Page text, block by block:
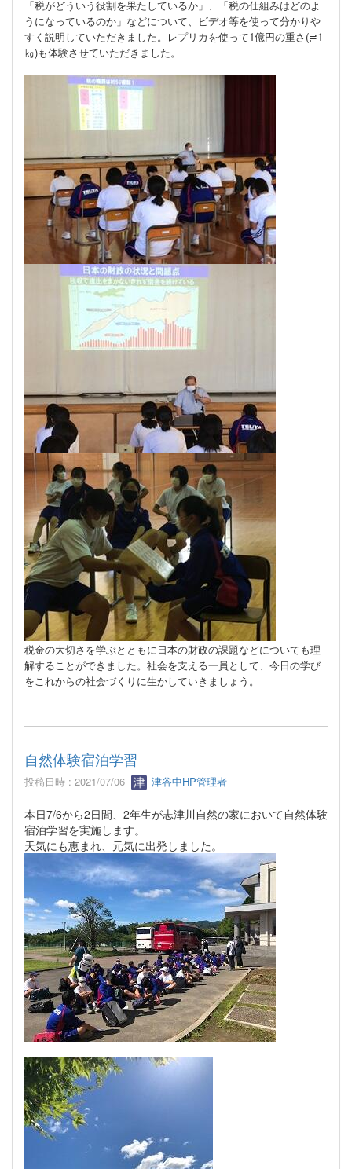
「税がどういう役割を果たしているか」、「税の仕組みはどのよ
うになっているのか」などについて、ビデオ等を使って分かりや
すく説明していただきました。レプリカを使って1億円の重さ(≓1
㎏)も体験させていただきました。
税金の大切さを学ぶとともに日本の財政の課題などについても理
解することができました。社会を支える一員として、今日の学び
をこれからの社会づくりに生かしていきましょう。
自然体験宿泊学習
投稿日時 : 2021/07/06 津谷中HP管理者
本日7/6から2日間、2年生が志津川自然の家において自然体験
宿泊学習を実施します。
天気にも恵まれ、元気に出発しました。